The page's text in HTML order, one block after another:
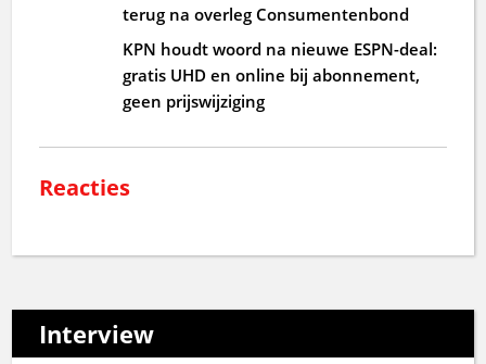
terug na overleg Consumentenbond
KPN houdt woord na nieuwe ESPN-deal:
gratis UHD en online bij abonnement,
geen prijswijziging
Reacties
Interview